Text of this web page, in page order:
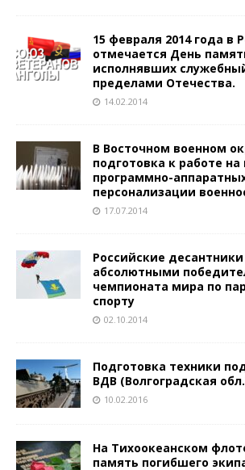
15 февраля 2014 года в
отмечается День
исполнявших
пределами Отечества.
14.02.2014
В Восточном военном
подготовка к работе на
программно-
персонализации
17.07.2014
Российские
абсолютными
чемпионата мира по
спорту
02.10.2014
Подготовка техники
ВДВ (Волгоградская
10.02.2016
На Тихоокеанском
память погибшего